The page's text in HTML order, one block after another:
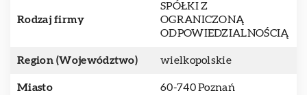
Rodzaj firmy
SPÓŁKI Z
OGRANICZONĄ
ODPOWIEDZIALNOŚCIĄ
Region (Województwo) wielkopolskie
Miasto 60-740 Poznań